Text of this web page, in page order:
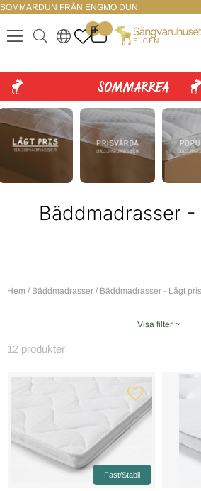
SOMMARDUN FRÅN ENGMO DUN
.
0
. ..
Bäddmadrasser
Hem / Bäddmadrasser / Bäddmadrasser - Lågt pris
Visa filter
12 produkter
Fast/Stabil